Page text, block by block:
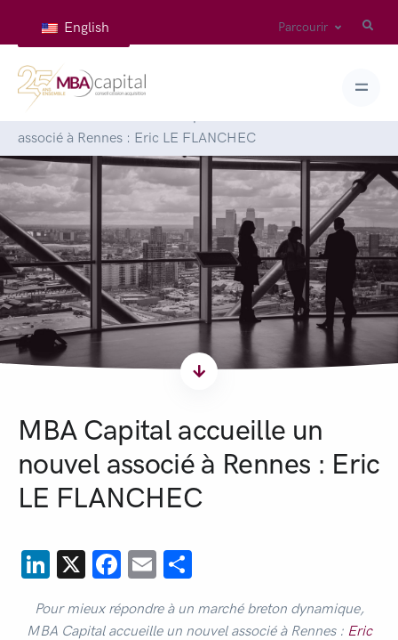
English Parcourir
Accueil
associé à Rennes : Eric LE FLANCHEC
MBA Capital accueille un
nouvel associé à Rennes : Eric
LE FLANCHEC
LinkedIn
X Facebook
Email
Pour mieux répondre à un marché breton dynamique,
MBA Capital accueille un nouvel associé à Rennes : Eric